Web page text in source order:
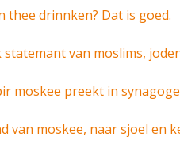
thee drinnken? Dat is goed.
statemant van moslims,
moskee preekt in synagoge
van moskee, naar sjoel en